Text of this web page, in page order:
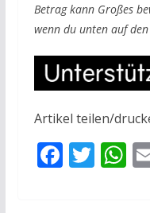
Betrag kann Großes
wenn du unten auf
Artikel teilen/
F T W